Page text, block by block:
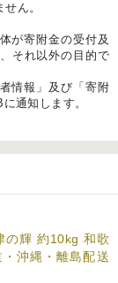
ん。
が寄附金の受付及
それ以外の目的で
情報」及び「寄附
通知します。
の輝 約10kg 和歌
沖縄・離島配送